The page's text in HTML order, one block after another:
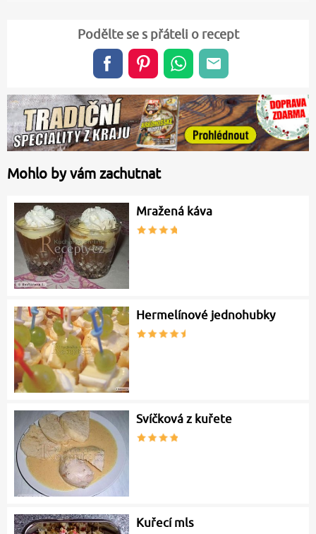
Podělte se s přáteli o recept
Mohlo by vám zachutnat
Mražená káva
Hermelínové jednohubky
Svíčková z kuřete
Kuřecí mls